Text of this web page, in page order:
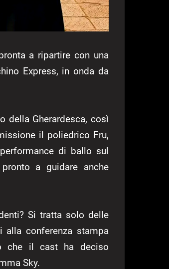
a ripartire con una
Express, in onda da
della Gherardesca, così
il poliedrico Fru,
di ballo sul
a guidare anche
Si tratta solo delle
conferenza stampa
che il cast ha deciso
Sky.